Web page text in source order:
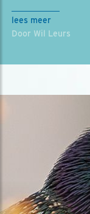
lees meer
Door Wil Leurs